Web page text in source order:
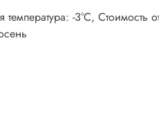
температура: -3°C,